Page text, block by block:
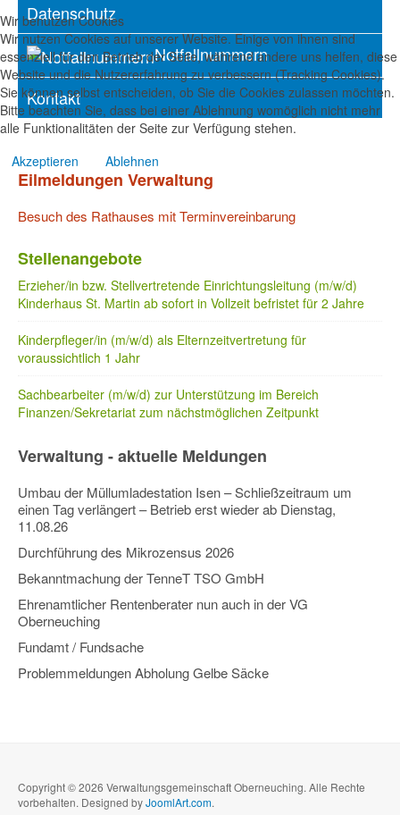
Datenschutz
Notfallnummern
Kontakt
Eilmeldungen Verwaltung
Besuch des Rathauses mit Terminvereinbarung
Stellenangebote
Erzieher/in bzw. Stellvertretende Einrichtungsleitung (m/w/d)
Kinderhaus St. Martin ab sofort in Vollzeit befristet für 2 Jahre
Kinderpfleger/in (m/w/d) als Elternzeitvertretung für
voraussichtlich 1 Jahr
Sachbearbeiter (m/w/d) zur Unterstützung im Bereich
Finanzen/Sekretariat zum nächstmöglichen Zeitpunkt
Verwaltung - aktuelle Meldungen
Umbau der Müllumladestation Isen – Schließzeitraum um
einen Tag verlängert – Betrieb erst wieder ab Dienstag,
11.08.26
Durchführung des Mikrozensus 2026
Bekanntmachung der TenneT TSO GmbH
Ehrenamtlicher Rentenberater nun auch in der VG
Oberneuching
Fundamt / Fundsache
Problemmeldungen Abholung Gelbe Säcke
Copyright © 2026 Verwaltungsgemeinschaft Oberneuching. Alle Rechte
vorbehalten. Designed byJoomlArt.com.
Wir benutzen Cookies
Wir nutzen Cookies auf unserer Website. Einige von ihnen sind
essenziell für den Betrieb der Seite, während andere uns helfen, diese
Website und die Nutzererfahrung zu verbessern (Tracking Cookies).
Sie können selbst entscheiden, ob Sie die Cookies zulassen möchten.
Bitte beachten Sie, dass bei einer Ablehnung womöglich nicht mehr
alle Funktionalitäten der Seite zur Verfügung stehen.
Akzeptieren
Ablehnen